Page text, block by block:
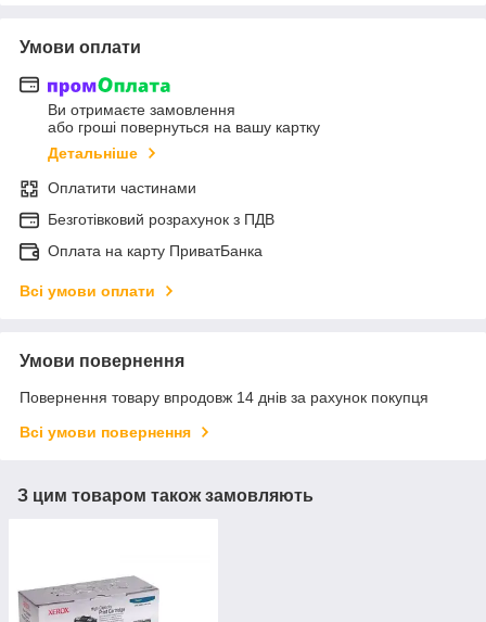
Умови оплати
Ви отримаєте замовлення
або гроші повернуться на вашу картку
Детальніше
Оплатити частинами
Безготівковий розрахунок з ПДВ
Оплата на карту ПриватБанка
Всі умови оплати
Умови повернення
Повернення товару впродовж 14 днів за рахунок покупця
Всі умови повернення
З цим товаром також замовляють